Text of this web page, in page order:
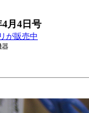
月4日号
が販売中
器